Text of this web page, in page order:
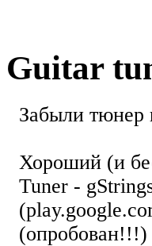
Guitar
Забыли тюнер
Хороший (и
Tuner -
(опробован!!!)